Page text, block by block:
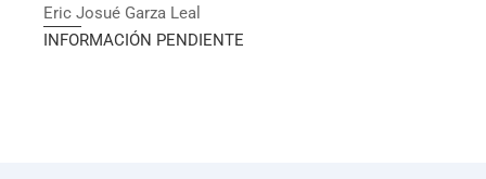
Eric Josué Garza Leal
INFORMACIÓN PENDIENTE